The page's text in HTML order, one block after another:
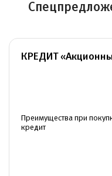
КРЕДИТ
Преимущества при
кредит